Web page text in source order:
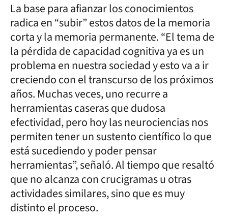
La base para afianzar los conocimientos
radica en “subir” estos datos de la memoria
corta y la memoria permanente. “El tema de
la pérdida de capacidad cognitiva ya es un
problema en nuestra sociedad y esto va a ir
creciendo con el transcurso de los próximos
años. Muchas veces, uno recurre a
herramientas caseras que dudosa
efectividad, pero hoy las neurociencias nos
permiten tener un sustento científico lo que
está sucediendo y poder pensar
herramientas”, señaló. Al tiempo que resaltó
que no alcanza con crucigramas u otras
actividades similares, sino que es muy
distinto el proceso.